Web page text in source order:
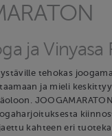
ja Vinyasa
tehokas
ja mieli
kahteen eri